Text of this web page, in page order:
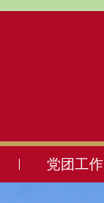
党团工作